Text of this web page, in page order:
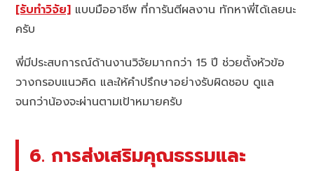
[รับทำวิจัย] แบบมืออาชีพ ที่การันตีผลงาน ทักหาพี่ได้เลยนะ
ครับ
พี่มีประสบการณ์ด้านงานวิจัยมากกว่า 15 ปี ช่วยตั้งหัวข้อ
วางกรอบแนวคิด และให้คำปรึกษาอย่างรับผิดชอบ ดูแล
จนกว่าน้องจะผ่านตามเป้าหมายครับ
6. การส่งเสริมคุณธรรมและ